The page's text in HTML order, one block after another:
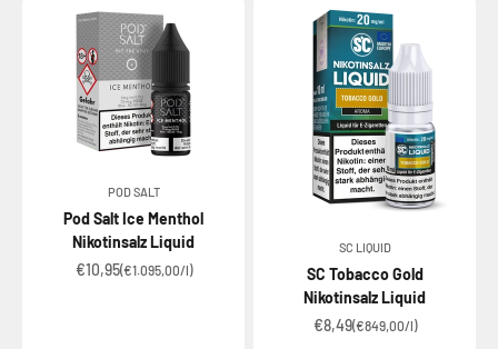
POD SALT
Pod Salt Ice Menthol
Nikotinsalz Liquid
Angebot
€10,95(€1.095,00/l)
SC LIQUID
SC Tobacco Gold
Nikotinsalz Liquid
Angebot
€8,49(€849,00/l)